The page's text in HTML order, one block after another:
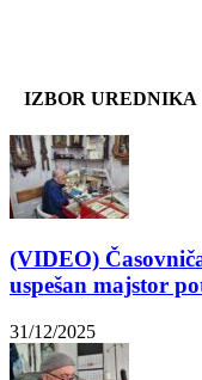
IZBOR UREDNIKA
(VIDEO)
uspešan majstor
31/12/2025